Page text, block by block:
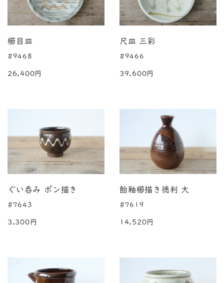
櫛目皿
#9468
26,400円
尺皿 三彩
#9466
39,600円
ぐい呑み ポン描き
#7643
3,300円
飴釉櫛描き徳利 大
#7619
14,520円